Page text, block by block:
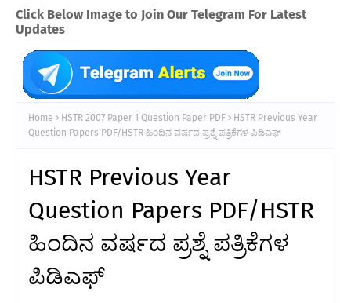
Click Below Image to Join Our Telegram For Latest
Updates
Home HSTR 2007 Paper 1 Question Paper PDF
HSTR Previous Year
Question Papers PDF/HSTR ಹಿಂದಿನ ವರ್ಷದ ಪ್ರಶ್ನೆ ಪತ್ರಿಕೆಗಳ ಪಿಡಿಎಫ್
HSTR Previous Year
Question Papers PDF/HSTR
ಹಿಂದಿನ ವರ್ಷದ ಪ್ರಶ್ನೆ ಪತ್ರಿಕೆಗಳ
ಪಿಡಿಎಫ್